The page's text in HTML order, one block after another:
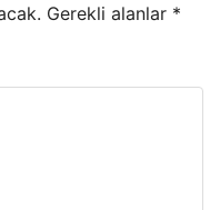
Gerekli alanlar *